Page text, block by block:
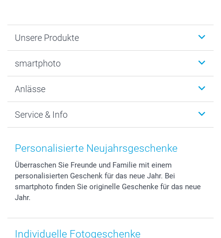
Unsere Produkte
Fotogeschenke
MyNameBook
Fotoabzüge, Fotos als Buch & Poster
Zubehör & Material
Sticker & Etiketten
Geschenk-Gutscheine (PDF)
smartphoto
Warum smartphoto
Datenschutz
AGB
Presse
Partnerprogramme
Investor Relations
Widerrufsrecht
Anlässe
Neujahr
Muttertag
Kommunion & Konfirmation
Hochzeit
Geburtstag
Zu allen Anlässen
Service & Info
Anmelden /Registrieren
Lieferfristen
72h Lieferung
Zahlungsmöglichkeiten
Status der Bestellung
smartfriends
Personalisierte Neujahrsgeschenke
Überraschen Sie Freunde und Familie mit einem
personalisierten Geschenk für das neue Jahr. Bei
smartphoto finden Sie originelle Geschenke für das neue
Jahr.
Individuelle Fotogeschenke